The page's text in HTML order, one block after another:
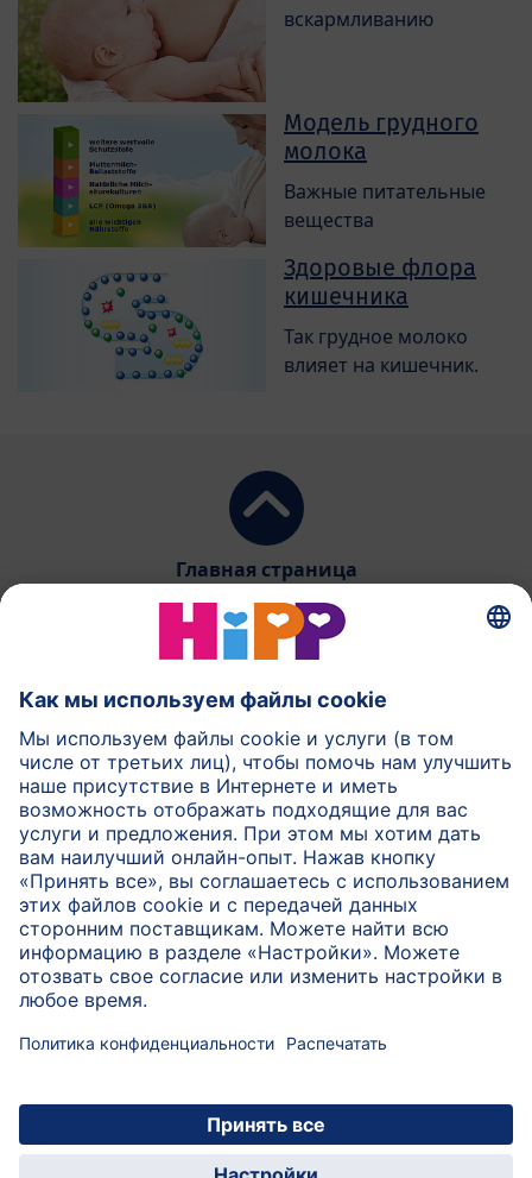
вскармливанию
Модель грудного
молока
Важные питательные
вещества
Здоровые флора
кишечника
Так грудное молоко
влияет на кишечник.
Главная страница
HiPP Молочное питание
HiPP Детское питание
HiPP Уход за кожей
HiPP Беременность
Защита данных и общие условия пользования
Выходные данные
О компании HiPP
Безопасная передача данных посредством